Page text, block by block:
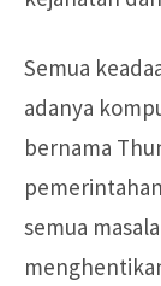
Semua
adanya
bernama
semua